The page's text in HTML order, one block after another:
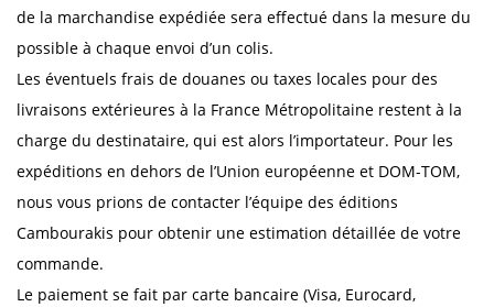
de la marchandise expédiée sera effectué dans la mesure du
possible à chaque envoi d’un colis.
Les éventuels frais de douanes ou taxes locales pour des
livraisons extérieures à la France Métropolitaine restent à la
charge du destinataire, qui est alors l’importateur. Pour les
expéditions en dehors de l’Union européenne et DOM-TOM,
nous vous prions de contacter l’équipe des éditions
Cambourakis pour obtenir une estimation détaillée de votre
commande.
Le paiement se fait par carte bancaire (Visa, Eurocard,